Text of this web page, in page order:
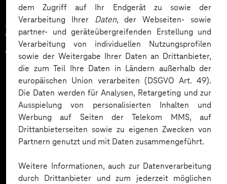
dem Zugriff auf Ihr Endgerät zu sowie der
Verarbeitung Ihrer Daten, der Webseiten- sowie
partner- und geräteübergreifenden Erstellung und
Verarbeitung von individuellen Nutzungsprofilen
sowie der Weitergabe Ihrer Daten an Drittanbieter,
die zum Teil Ihre Daten in Ländern außerhalb der
europäischen Union verarbeiten (DSGVO Art. 49).
Die Daten werden für Analysen, Retargeting und zur
Ausspielung von personalisierten Inhalten und
Werbung auf Seiten der Telekom MMS, auf
Drittanbieterseiten sowie zu eigenen Zwecken von
Partnern genutzt und mit Daten zusammengeführt.
Weitere Informationen, auch zur Datenverarbeitung
durch Drittanbieter und zum jederzeit möglichen
Zahlreiche Unternehmen
vertrauen auf unsere
Expertise. Hier eine Auswahl: